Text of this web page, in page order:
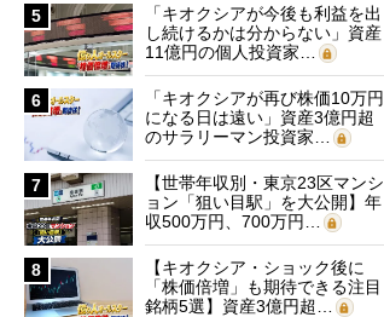
5
「キオクシアが今後も利益を出
し続けるかは分からない」資産
11億円の個人投資家…
6
「キオクシアが再び株価10万円
になる日は遠い」資産3億円超
のサラリーマン投資家…
7
【世帯年収別・東京23区マンシ
ョン「狙い目駅」を大公開】年
収500万円、700万円…
8
【キオクシア・ショック後に
「株価倍増」も期待できる注目
銘柄5選】資産3億円超…